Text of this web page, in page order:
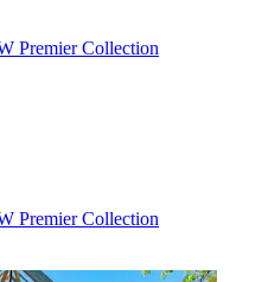
Premier Collection
Premier Collection